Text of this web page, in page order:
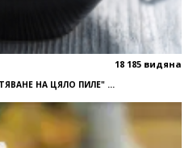
18 185 видяна
НА ЦЯЛО ПИЛЕ" ...